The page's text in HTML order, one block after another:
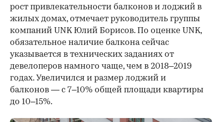
рост привлекательности балконов и лоджий в
жилых домах, отмечает руководитель группы
компаний UNK Юлий Борисов. По оценке UNK,
обязательное наличие балкона сейчас
указывается в технических заданиях от
девелоперов намного чаще, чем в 2018–2019
годах. Увеличился и размер лоджий и
балконов — с 7–10% общей площади квартиры
до 10–15%.